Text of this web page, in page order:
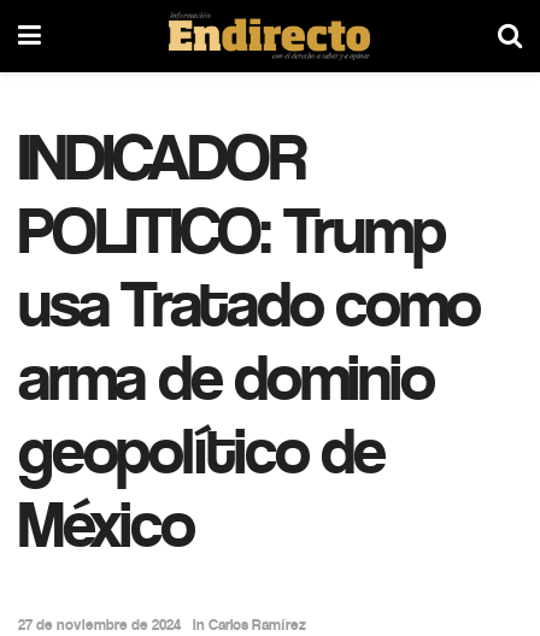
INDICADOR
POLITICO: Trump
usa Tratado como
arma de dominio
geopolítico de
México
27 de noviembre de 2024 in Carlos Ramírez